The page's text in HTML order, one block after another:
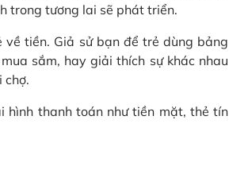
trong tương lai sẽ phát triển.
tiền. Giả sử bạn để trẻ dùng bảng
sắm, hay giải thích sự khác nhau
chợ.
hình thanh toán như tiền mặt, thẻ tín